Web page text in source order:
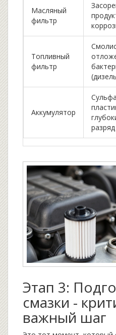
Масляный
фильтр
Топливный
фильтр
Аккумулятор
разряд
Этап 3:
смазки -
важный шаг